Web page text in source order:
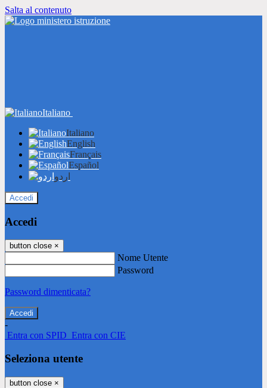
Salta al contenuto
Italiano
Italiano
English
Français
Español
اردو
Accedi
Accedi
button close ×
Nome Utente
Password
Password dimenticata?
-
Entra con SPID Entra con CIE
Seleziona utente
button close ×